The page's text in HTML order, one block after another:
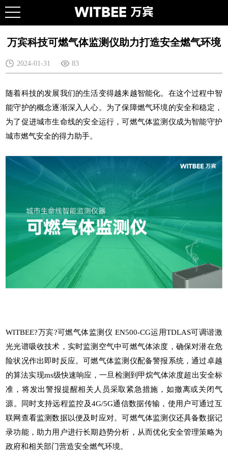
万宾科技可燃气体监测仪助力打造安全燃气环境
2024-01-31 83
随着科技的发展我们的生活变得越来越智能化。在这个过程中智
能守护的概念逐渐深入人心。为了保障燃气环境的安全和稳定，
为了促进城市生命线的安全运行，可燃气体监测仪成为智能守护
城市燃气安全的得力助手。
WITBEE?万宾?可燃气体监测仪 EN500-CG运用TDLAS可调谐激
光光谱吸收技术，实时监测空气中可燃气体浓度，确保对潜在危
险状况作出即时反应。可燃气体监测仪配备警报系统，通过卓越
的算法实现ms级快速响应，一旦检测到甲烷气体浓度超出安全标
准，将发出警报提醒相关人员采取紧急措施，如撤离或关闭气
源。同时支持远程监控及4G/5G通信数据传输，使用户可通过互
联网查看监测数据以便及时应对。可燃气体监测仪还具备数据记
录功能，助力用户进行长期趋势分析，从而优化安全管理策略为
政府和相关部门营造安全燃气环境。